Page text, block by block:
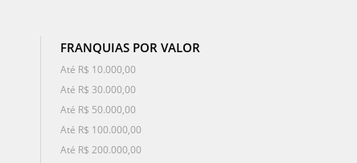
FRANQUIAS POR VALOR
Até R$ 10.000,00
Até R$ 30.000,00
Até R$ 50.000,00
Até R$ 100.000,00
Até R$ 200.000,00